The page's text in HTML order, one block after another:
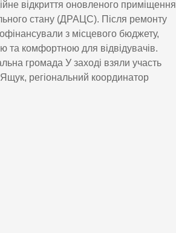
відкриття оновленого приміщення
стану (ДРАЦС). Після ремонту
з місцевого бюджету,
та комфортною для відвідувачів.
громада У заході взяли участь
регіональний координатор